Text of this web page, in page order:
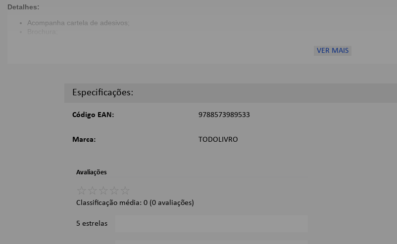
Detalhes:
Acompanha cartela de adesivos;
21,3 x 27,5cm;
VER MAIS
Especificações:
Código EAN: 9788573989533
Marca: TODOLIVRO
Avaliações
☆ ☆ ☆ ☆ ☆
Classificação média: 0 (0 avaliações)
5 estrelas